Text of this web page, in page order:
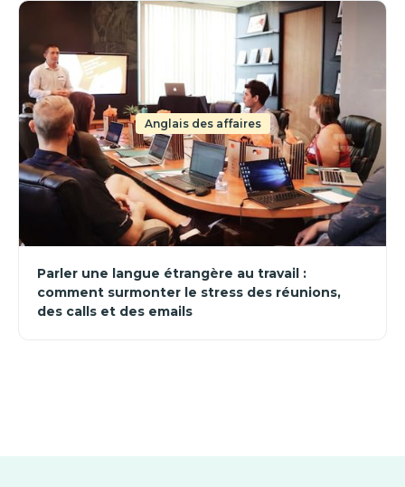
Anglais des affaires
Parler une langue étrangère au travail :
comment surmonter le stress des réunions,
des calls et des emails